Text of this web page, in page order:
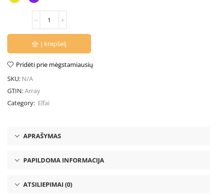
Į krepšelį
Pridėti prie mėgstamiausių
SKU: N/A
GTIN:Array
Category: Elfai
APRAŠYMAS
PAPILDOMA INFORMACIJA
ATSILIEPIMAI (0)